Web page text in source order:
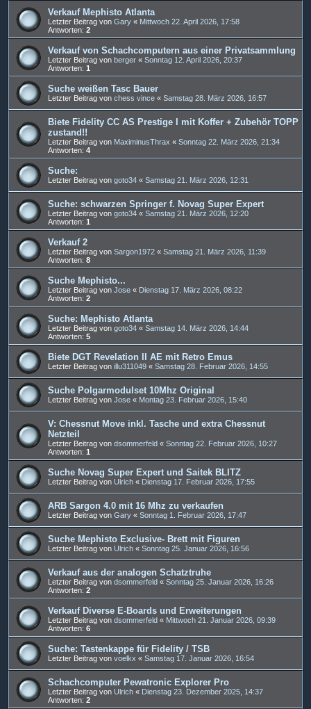
Verkauf Mephisto Atlanta
Letzter Beitrag von Gary « Mittwoch 22. April 2026, 17:58
Antworten: 2
Verkauf von Schachcomputern aus einer Privatsammlung
Letzter Beitrag von berger « Sonntag 12. April 2026, 20:37
Antworten: 1
Suche weißen Tasc Bauer
Letzter Beitrag von chess vince « Samstag 28. März 2026, 16:57
Biete Fidelity CC AS Prestige I mit Koffer + Zubehör TOPP
zustand!!
Letzter Beitrag von MaximinusThrax « Sonntag 22. März 2026, 21:34
Antworten: 4
Suche:
Letzter Beitrag von goto34 « Samstag 21. März 2026, 12:31
Suche: schwarzen Springer f. Novag Super Expert
Letzter Beitrag von goto34 « Samstag 21. März 2026, 12:20
Antworten: 1
Verkauf 2
Letzter Beitrag von Sargon1972 « Samstag 21. März 2026, 11:39
Antworten: 8
Suche Mephisto...
Letzter Beitrag von Jose « Dienstag 17. März 2026, 08:22
Antworten: 2
Suche: Mephisto Atlanta
Letzter Beitrag von goto34 « Samstag 14. März 2026, 14:44
Antworten: 5
Biete DGT Revelation II AE mit Retro Emus
Letzter Beitrag von illu311049 « Samstag 28. Februar 2026, 14:55
Suche Polgarmodulset 10Mhz Original
Letzter Beitrag von Jose « Montag 23. Februar 2026, 15:40
V: Chessnut Move inkl. Tasche und extra Chessnut
Netzteil
Letzter Beitrag von dsommerfeld « Sonntag 22. Februar 2026, 10:27
Antworten: 1
Suche Novag Super Expert und Saitek BLITZ
Letzter Beitrag von Ulrich « Dienstag 17. Februar 2026, 17:55
ARB Sargon 4.0 mit 16 Mhz zu verkaufen
Letzter Beitrag von Gary « Sonntag 1. Februar 2026, 17:47
Suche Mephisto Exclusive- Brett mit Figuren
Letzter Beitrag von Ulrich « Sonntag 25. Januar 2026, 16:56
Verkauf aus der analogen Schatztruhe
Letzter Beitrag von dsommerfeld « Sonntag 25. Januar 2026, 16:26
Antworten: 2
Verkauf Diverse E-Boards und Erweiterungen
Letzter Beitrag von dsommerfeld « Mittwoch 21. Januar 2026, 09:39
Antworten: 6
Suche: Tastenkappe für Fidelity / TSB
Letzter Beitrag von voelkx « Samstag 17. Januar 2026, 16:54
Schachcomputer Pewatronic Explorer Pro
Letzter Beitrag von Ulrich « Dienstag 23. Dezember 2025, 14:37
Antworten: 2